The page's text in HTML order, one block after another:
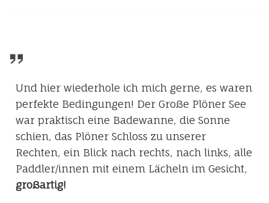
Und hier wiederhole ich mich gerne, es waren
perfekte Bedingungen! Der Große Plöner See
war praktisch eine Badewanne, die Sonne
schien, das Plöner Schloss zu unserer
Rechten, ein Blick nach rechts, nach links, alle
Paddler/innen mit einem Lächeln im Gesicht,
großartig!